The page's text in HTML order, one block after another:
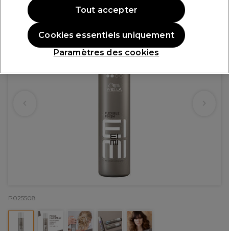
OFFRE EN LIGNE
P025508
Paramètres des cookies
Cookies essentiels uniquement
Tout accepter